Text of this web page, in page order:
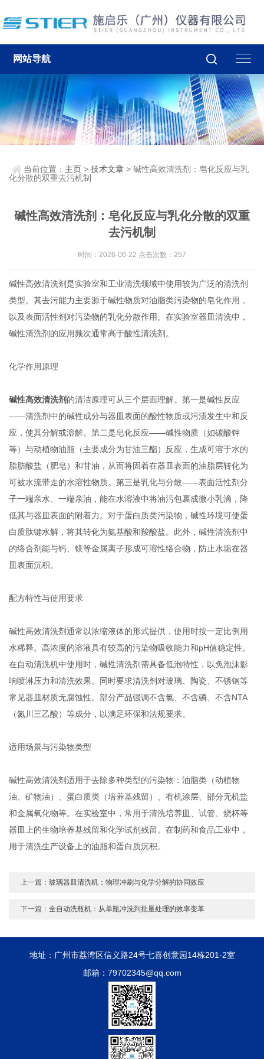
网站导航
当前位置： 主页 >技术文章 > 碱性高效清洗剂：皂化反应与乳
化分散的双重去污机制
碱性高效清洗剂：皂化反应与乳化分散的双重
去污机制
时间：2026-06-22 点击次数：257
碱性高效清洗剂是实验室和工业清洗领域中使用较为广泛的清洗剂
类型。其去污能力主要源于碱性物质对油脂类污染物的皂化作用，
以及表面活性剂对污染物的乳化分散作用。在实验室器皿清洗中，
碱性清洗剂的应用频次通常高于酸性清洗剂。
化学作用原理
碱性高效清洗剂 的清洁原理可从三个层面理解。第一是碱性反应
——清洗剂中的碱性成分与器皿表面的酸性物质或污渍发生中和反
应，使其分解或溶解。第二是皂化反应——碱性物质（如碳酸钾
等）与动植物油脂（主要成分为甘油三酯）反应，生成可溶于水的
脂肪酸盐（肥皂）和甘油，从而将固着在器皿表面的油脂层转化为
可被水流带走的水溶性物质。第三是乳化与分散——表面活性剂分
子一端亲水、一端亲油，能在水溶液中将油污包裹成微小乳滴，降
低其与器皿表面的附着力。对于蛋白质类污染物，碱性环境可使蛋
白质肽键水解，将其转化为氨基酸和羧酸盐。此外，碱性清洗剂中
的络合剂能与钙、镁等金属离子形成可溶性络合物，防止水垢在器
皿表面沉积。
配方特性与使用要求
碱性高效清洗剂通常以浓缩液体的形式提供，使用时按一定比例用
水稀释。高浓度的溶液具有较高的污染物吸收能力和pH值稳定性。
在自动清洗机中使用时，碱性清洗剂需具备低泡特性，以免泡沫影
响喷淋压力和清洗效果。同时要求清洗剂对玻璃、陶瓷、不锈钢等
常见器皿材质无腐蚀性。部分产品强调不含氯、不含磷、不含NTA
（氮川三乙酸）等成分，以满足环保和法规要求。
适用场景与污染物类型
碱性高效清洗剂适用于去除多种类型的污染物：油脂类（动植物
油、矿物油）、蛋白质类（培养基残留）、有机涂层、部分无机盐
和金属氧化物等。在实验室中，常用于清洗培养皿、试管、烧杯等
器皿上的生物培养基残留和化学试剂残留。在制药和食品工业中，
用于清洗生产设备上的油脂和蛋白质沉积。
上一篇：玻璃器皿清洗机：物理冲刷与化学分解的协同效应
下一篇：全自动洗瓶机：从单瓶冲洗到批量处理的效率变革
地址：广州市荔湾区信义路24号七喜创意园14栋201-2室
邮箱：79702345@qq.com